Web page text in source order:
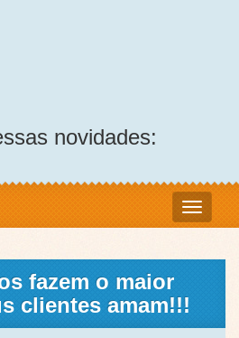
novidades:
fazem o maior
clientes amam!!!